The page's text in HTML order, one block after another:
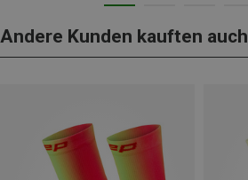
Andere Kunden kauften auch